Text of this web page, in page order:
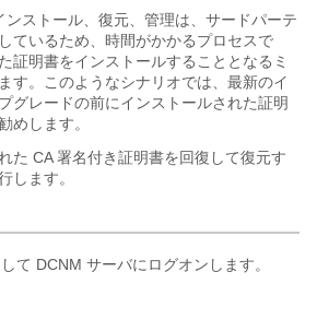
ンストール、復元、管理は、サードパーテ
ているため、時間がかかるプロセスで
証明書をインストールすることとなるミ
す。このようなシナリオでは、最新のイ
グレードの前にインストールされた証明
めします。
た CA 署名付き証明書を回復して復元す
します。
て DCNM サーバにログオンします。